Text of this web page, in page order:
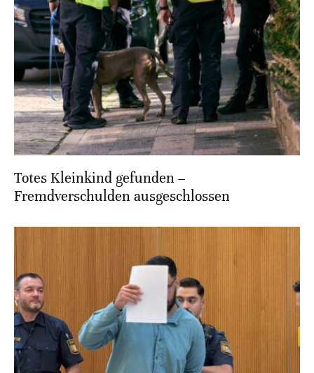
Totes Kleinkind gefunden –
Fremdverschulden ausgeschlossen